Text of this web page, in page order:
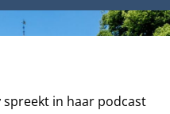
spreekt in haar podcast